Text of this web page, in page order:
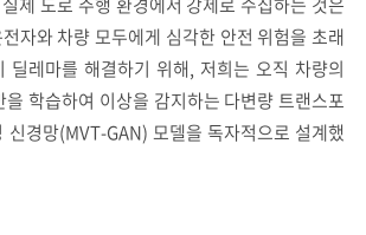
자와 차량 모두에게 심각한 안전 위험을 초래
딜레마를 해결하기 위해, 저희는 오직 차량의
학습하여 이상을 감지하는 다변량 트랜스포
신경망(MVT-GAN) 모델을 독자적으로 설계했